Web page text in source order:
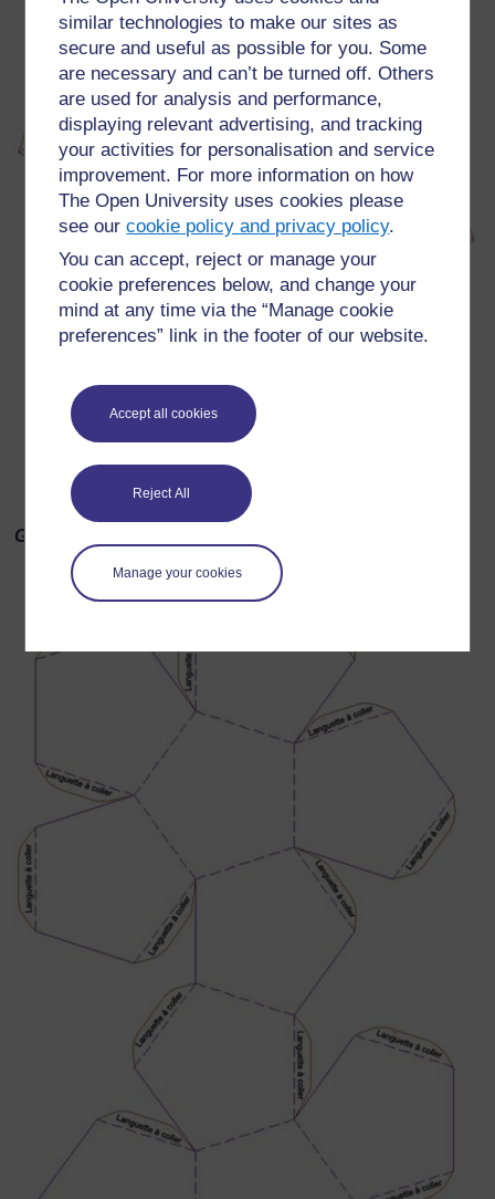
similar technologies to make our sites as
secure and useful as possible for you. Some
are necessary and can’t be turned off. Others
are used for analysis and performance,
displaying relevant advertising, and tracking
your activities for personalisation and service
improvement. For more information on how
The Open University uses cookies please
see ourcookie policy and privacy policy.
You can accept, reject or manage your
cookie preferences below, and change your
mind at any time via the “Manage cookie
preferences” link in the footer of our website.
Accept all cookies
Reject All
Manage your cookies
Gabarit de dodécaèdre